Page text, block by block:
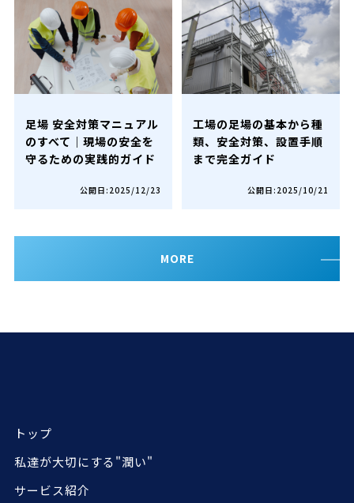
足場 安全対策マニュアル
のすべて｜現場の安全を
守るための実践的ガイド
公開日:2025/12/23
工場の足場の基本から種
類、安全対策、設置手順
まで完全ガイド
公開日:2025/10/21
MORE
トップ
私達が大切にする"潤い"
サービス紹介